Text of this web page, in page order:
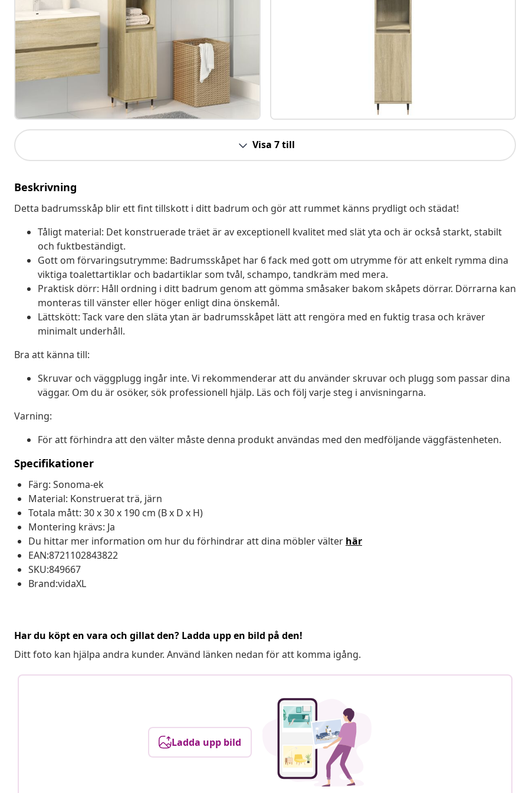
Visa 7 till
Beskrivning
Detta badrumsskåp blir ett fint tillskott i ditt badrum och gör att rummet känns prydligt och städat!
Tåligt material: Det konstruerade träet är av exceptionell kvalitet med slät yta och är också starkt, stabilt
och fuktbeständigt.
Gott om förvaringsutrymme: Badrumsskåpet har 6 fack med gott om utrymme för att enkelt rymma dina
viktiga toalettartiklar och badartiklar som tvål, schampo, tandkräm med mera.
Praktisk dörr: Håll ordning i ditt badrum genom att gömma småsaker bakom skåpets dörrar. Dörrarna kan
monteras till vänster eller höger enligt dina önskemål.
Lättskött: Tack vare den släta ytan är badrumsskåpet lätt att rengöra med en fuktig trasa och kräver
minimalt underhåll.
Bra att känna till:
Skruvar och väggplugg ingår inte. Vi rekommenderar att du använder skruvar och plugg som passar dina
väggar. Om du är osöker, sök professionell hjälp. Läs och följ varje steg i anvisningarna.
Varning:
För att förhindra att den välter måste denna produkt användas med den medföljande väggfästenheten.
Specifikationer
Färg: Sonoma-ek
Material: Konstruerat trä, järn
Totala mått: 30 x 30 x 190 cm (B x D x H)
Montering krävs: Ja
Du hittar mer information om hur du förhindrar att dina möbler välter här
EAN:8721102843822
SKU:849667
Brand:vidaXL
Har du köpt en vara och gillat den? Ladda upp en bild på den!
Ditt foto kan hjälpa andra kunder. Använd länken nedan för att komma igång.
Ladda upp bild